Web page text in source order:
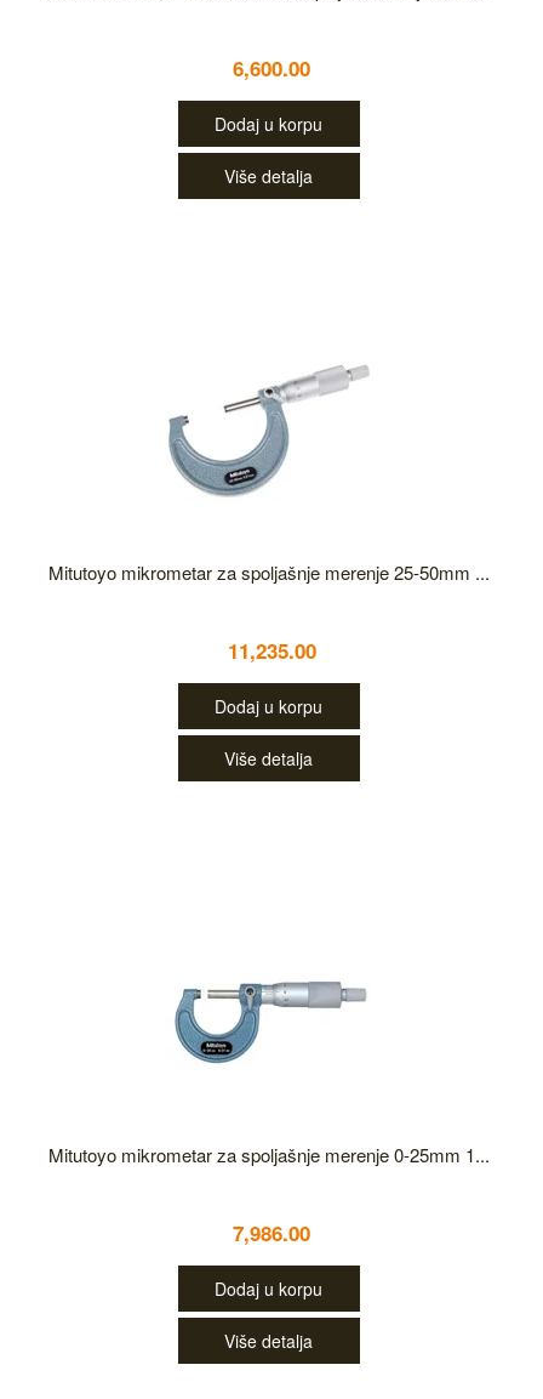
6,600.00
Dodaj u korpu
Više detalja
Mitutoyo mikrometar za spoljašnje merenje 25-50mm ...
11,235.00
Dodaj u korpu
Više detalja
Mitutoyo mikrometar za spoljašnje merenje 0-25mm 1...
7,986.00
Dodaj u korpu
Više detalja